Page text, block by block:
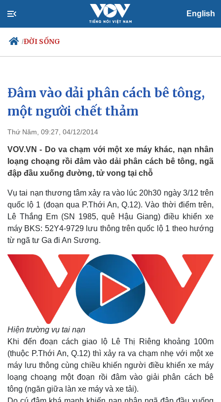
English
/ĐỜI SỐNG
Chính trị
Đảng
Tổ chức nhân sự
Nhận diện sự thật
Xã hội
Tin 24h
Dự báo thời tiết
Việc làm
Biển đảo
Đâm vào dải phân cách bê tông,
một người chết thảm
Thứ Năm, 09:27, 04/12/2014
VOV.VN - Do va chạm với một xe máy khác, nạn nhân
loạng choạng rồi đâm vào dải phân cách bê tông, ngã
đập đầu xuống đường, tử vong tại chỗ
Vụ tai nạn thương tâm xảy ra vào lúc 20h30 ngày 3/12 trên
quốc lộ 1 (đoạn qua P.Thới An, Q.12). Vào thời điểm trên,
Lê Thắng Em (SN 1985, quê Hậu Giang) điều khiển xe
máy BKS: 52Y4-9729 lưu thông trên quốc lộ 1 theo hướng
từ ngã tư Ga đi An Sương.
Hiện trường vụ tai nạn
Khi đến đoạn cách giao lộ Lê Thị Riêng khoảng 100m
(thuộc P.Thới An, Q.12) thì xảy ra va chạm nhẹ với một xe
máy lưu thông cùng chiều khiến người điều khiển xe máy
loạng choạng một đoạn rồi đâm vào giải phân cách bê
tông (ngăn giữa làn xe máy và xe tải).